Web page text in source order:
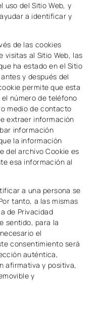
uso del Sitio Web, y
a identificar y
de las cookies
visitas al Sitio Web, las
ha estado en el Sitio
y después del
permite que esta
número de teléfono
medio de contacto
extraer información
información
la información
del archivo Cookie es
esa información al
a una persona se
tanto, a las mismas
de Privacidad
sentido, para la
el
consentimiento será
auténtica,
afirmativa y positiva,
y